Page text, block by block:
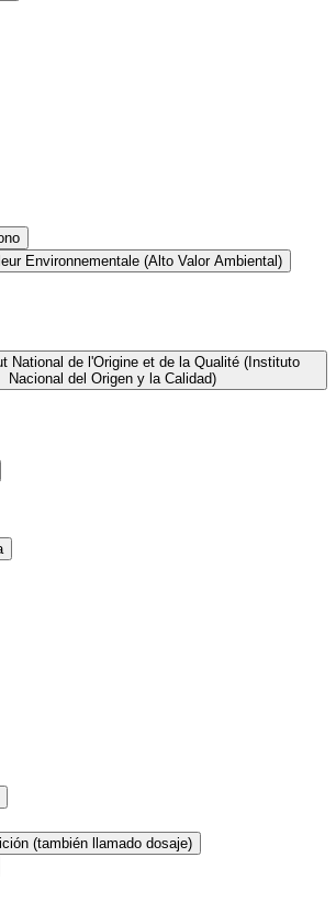
Valeur Environnementale (Alto Valor Ambiental)
Nacional del Origen y la Calidad)
(también llamado dosaje)